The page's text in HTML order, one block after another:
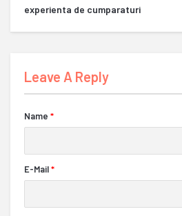
experienta de cumparaturi
Leave A Reply
Name *
E-Mail*